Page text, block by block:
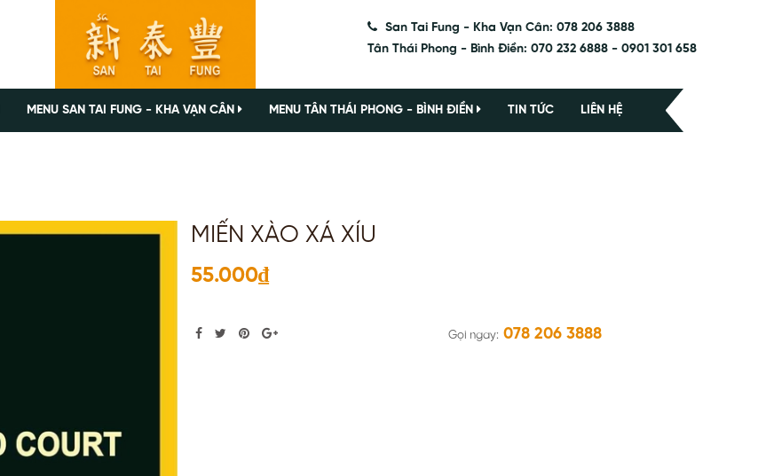
San Tai Fung - Kha Vạn Cân: 078 206 3888
Tân Thái Phong - Bình Điền: 070 232 6888 - 0901 301 658
MENU SAN TAI FUNG - KHA VẠN CÂN MENU TÂN THÁI PHONG - BÌNH ĐIỀN TIN TỨC LIÊN HỆ
MIẾN XÀO XÁ XÍU
55.000₫
Gọi ngay: 078 206 3888